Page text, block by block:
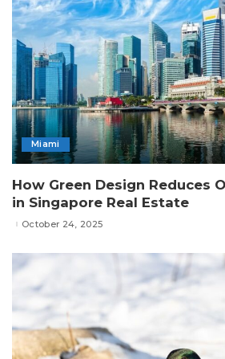
Miami
How Green Design Reduces
in Singapore Real Estate
October 24, 2025